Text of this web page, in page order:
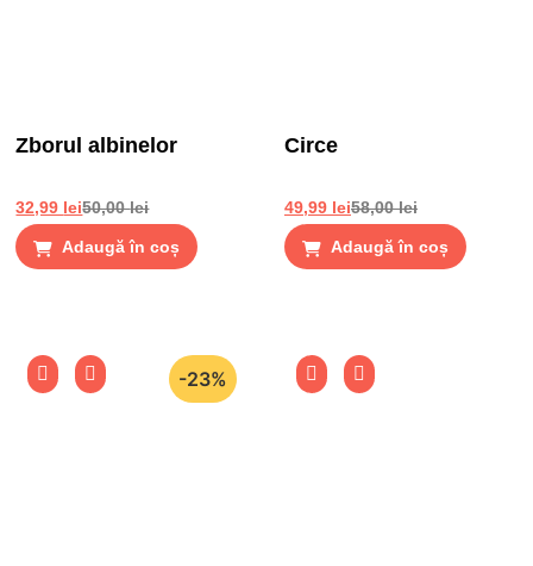
Zborul albinelor
50,00lei
32,99 lei
Adaugă în coș
Circe
58,00lei
49,99 lei
Adaugă în coș
-23%